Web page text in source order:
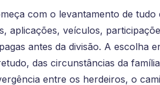
com o levantamento de
aplicações, veículos,
antes da divisão. A escolha
das circunstâncias da
entre os herdeiros, o